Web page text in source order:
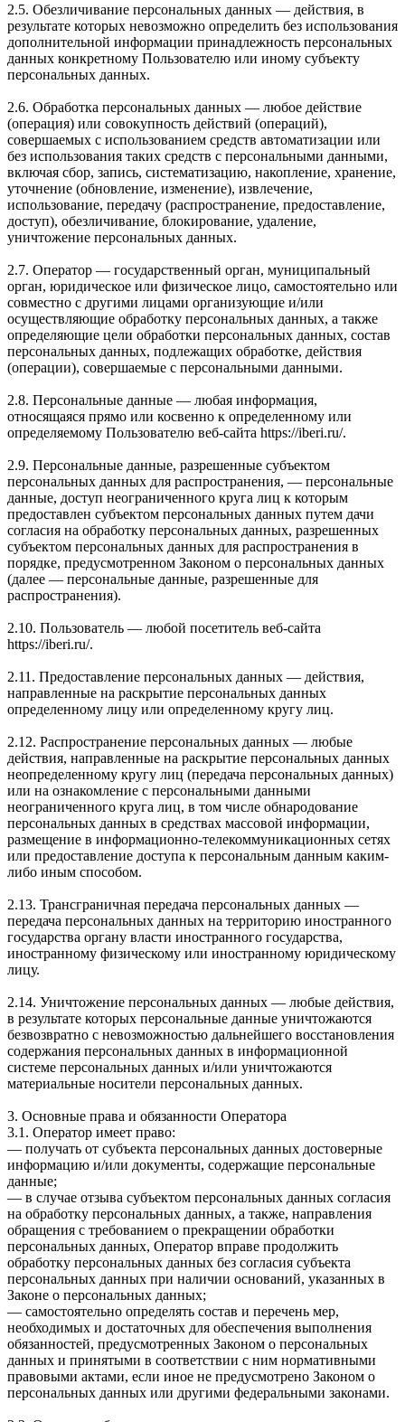
2.5. Обезличивание персональных данных — действия, в
результате которых невозможно определить без использования
дополнительной информации принадлежность персональных
данных конкретному Пользователю или иному субъекту
персональных данных.
2.6. Обработка персональных данных — любое действие
(операция) или совокупность действий (операций),
совершаемых с использованием средств автоматизации или
без использования таких средств с персональными данными,
включая сбор, запись, систематизацию, накопление, хранение,
уточнение (обновление, изменение), извлечение,
использование, передачу (распространение, предоставление,
доступ), обезличивание, блокирование, удаление,
уничтожение персональных данных.
2.7. Оператор — государственный орган, муниципальный
орган, юридическое или физическое лицо, самостоятельно или
совместно с другими лицами организующие и/или
осуществляющие обработку персональных данных, а также
определяющие цели обработки персональных данных, состав
персональных данных, подлежащих обработке, действия
(операции), совершаемые с персональными данными.
2.8. Персональные данные — любая информация,
относящаяся прямо или косвенно к определенному или
определяемому Пользователю веб-сайта https://iberi.ru/.
2.9. Персональные данные, разрешенные субъектом
персональных данных для распространения, — персональные
данные, доступ неограниченного круга лиц к которым
предоставлен субъектом персональных данных путем дачи
согласия на обработку персональных данных, разрешенных
субъектом персональных данных для распространения в
порядке, предусмотренном Законом о персональных данных
(далее — персональные данные, разрешенные для
распространения).
2.10. Пользователь — любой посетитель веб-сайта
https://iberi.ru/.
2.11. Предоставление персональных данных — действия,
направленные на раскрытие персональных данных
определенному лицу или определенному кругу лиц.
2.12. Распространение персональных данных — любые
действия, направленные на раскрытие персональных данных
неопределенному кругу лиц (передача персональных данных)
или на ознакомление с персональными данными
неограниченного круга лиц, в том числе обнародование
персональных данных в средствах массовой информации,
размещение в информационно-телекоммуникационных сетях
или предоставление доступа к персональным данным каким-
либо иным способом.
2.13. Трансграничная передача персональных данных —
передача персональных данных на территорию иностранного
государства органу власти иностранного государства,
иностранному физическому или иностранному юридическому
лицу.
2.14. Уничтожение персональных данных — любые действия,
в результате которых персональные данные уничтожаются
безвозвратно с невозможностью дальнейшего восстановления
содержания персональных данных в информационной
системе персональных данных и/или уничтожаются
материальные носители персональных данных.
3. Основные права и обязанности Оператора
3.1. Оператор имеет право:
— получать от субъекта персональных данных достоверные
информацию и/или документы, содержащие персональные
данные;
— в случае отзыва субъектом персональных данных согласия
на обработку персональных данных, а также, направления
обращения с требованием о прекращении обработки
персональных данных, Оператор вправе продолжить
обработку персональных данных без согласия субъекта
персональных данных при наличии оснований, указанных в
Законе о персональных данных;
— самостоятельно определять состав и перечень мер,
необходимых и достаточных для обеспечения выполнения
обязанностей, предусмотренных Законом о персональных
данных и принятыми в соответствии с ним нормативными
правовыми актами, если иное не предусмотрено Законом о
персональных данных или другими федеральными законами.